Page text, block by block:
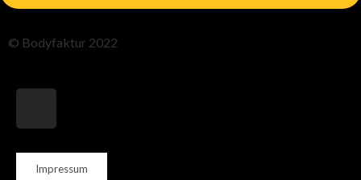
© Bodyfaktur 2022
Impressum